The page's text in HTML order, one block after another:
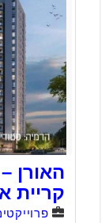
האורן
קריית